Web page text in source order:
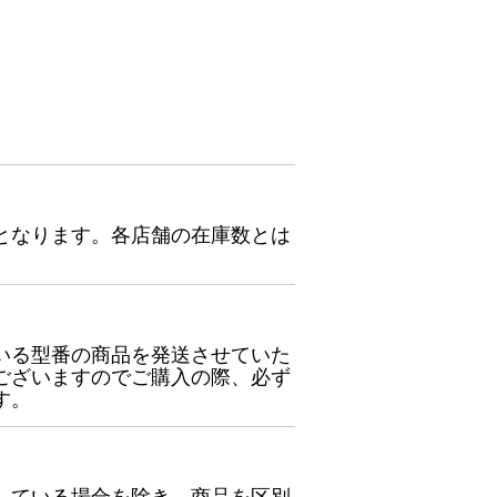
なります。各店舗の在庫数とは
型番の商品を発送させていた
ざいますのでご購入の際、必ず